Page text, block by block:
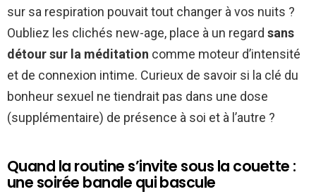
sur sa respiration pouvait tout changer à vos nuits ?
Oubliez les clichés new-age, place à un regard sans
détour sur la méditation comme moteur d’intensité
et de connexion intime. Curieux de savoir si la clé du
bonheur sexuel ne tiendrait pas dans une dose
(supplémentaire) de présence à soi et à l’autre ?
Quand la routine s’invite sous la couette :
une soirée banale qui bascule